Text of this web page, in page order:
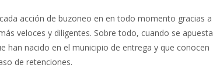
acción de buzoneo en en todo momento gracias a
veloces y diligentes. Sobre todo, cuando se apuesta
nacido en el municipio de entrega y que conocen
de retenciones.